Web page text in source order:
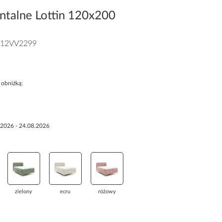
Lottin 120x200
- 24.08.2026
zielony ecru różowy